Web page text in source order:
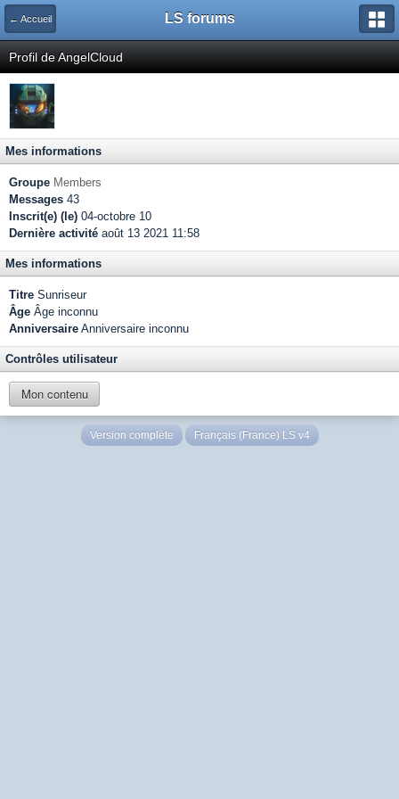
← Accueil LS forums
Profil de AngelCloud
Mes informations
Groupe Members
Messages 43
Inscrit(e) (le) 04-octobre 10
Dernière activité août 13 2021 11:58
Mes informations
Titre Sunriseur
Âge Âge inconnu
Anniversaire Anniversaire inconnu
Contrôles utilisateur
Mon contenu
Version complète Français (France) LS v4